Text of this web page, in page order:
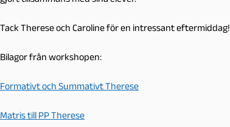
Tack Therese och Caroline för en intressant eftermiddag!
Bilagor från workshopen:
Formativt och Summativt Therese
Matris till PP Therese